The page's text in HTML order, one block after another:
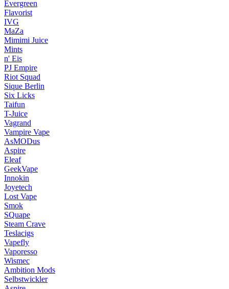
Evergreen
Flavorist
IVG
MaZa
Mimimi Juice
Mints
n' Eis
PJ Empire
Riot Squad
Sique Berlin
Six Licks
Taifun
T-Juice
Vagrand
Vampire Vape
AsMODus
Aspire
Eleaf
GeekVape
Innokin
Joyetech
Lost Vape
Smok
SQuape
Steam Crave
Teslacigs
Vapefly
Vaporesso
Wismec
Ambition Mods
Selbstwickler